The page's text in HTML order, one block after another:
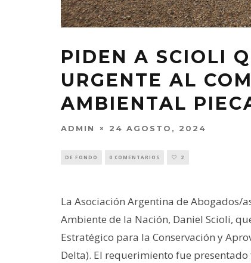
PIDEN A SCIOLI
URGENTE AL
AMBIENTAL
ADMIN 24 AGOSTO, 2024
DE FONDO 0 COMENTARIOS 2
La Asociación Argentina de Abogados/
Ambiente de la Nación, Daniel Scioli,
Estratégico para la Conservación y
Delta). El requerimiento fue